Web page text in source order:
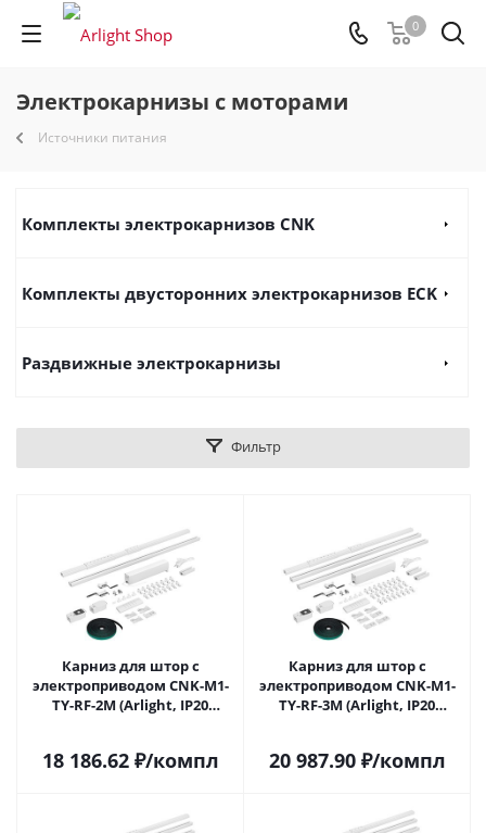
0
Электрокарнизы с моторами
Источники питания
Комплекты электрокарнизов CNK
Комплекты двусторонних электрокарнизов ECK
Раздвижные электрокарнизы
Фильтр
Карниз для штор с
электроприводом CNK-M1-
TY-RF-2M (Arlight, IP20
18 186.62₽/компл
Карниз для штор с
электроприводом CNK-M1-
TY-RF-3M (Arlight, IP20
20 987.90₽/компл